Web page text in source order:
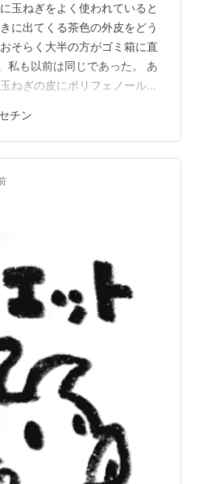
玉ねぎをよく使われていると
に出てくる茶色の外皮をどう
そらく大半の方がゴミ箱に直
私も以前は同じであった。 あ
ねぎの皮にポリフェノールが
した。 今回の記事は、玉ねぎ
どのように活用しているの
リフェノールとは！？ ポリフ
植物が持つ苦味や渋味、色素
れほど鮮やかで美しいのも、
チン